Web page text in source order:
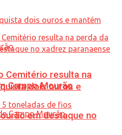
dois ouros e
em destaque no
Cemitério resulta na
Campo Mourão